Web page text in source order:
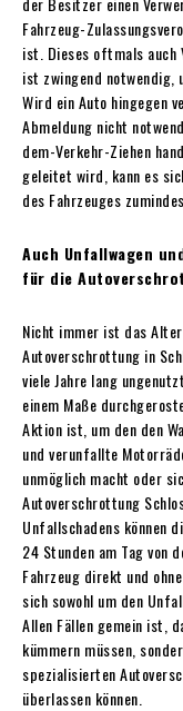
Fahrzeug-
ist. Dieses oftmals auch
ist zwingend notwendig,
Wird ein Auto hingegen
Abmeldung nicht
dem-Verkehr-Ziehen
geleitet wird, kann es
des Fahrzeuges
Auch Unfallwagen
für die
Nicht immer ist das
Autoverschrottung in
viele Jahre lang
einem Maße
Aktion ist, um den den
und verunfallte
unmöglich macht oder
Autoverschrottung
Unfallschadens können
24 Stunden am Tag von
Fahrzeug direkt und
sich sowohl um den
Allen Fällen gemein ist,
kümmern müssen,
spezialisierten
überlassen können.